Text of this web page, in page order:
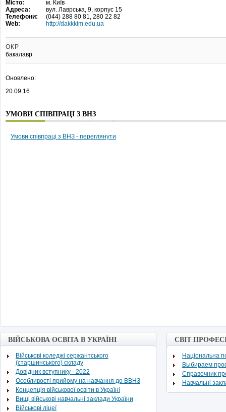
Місто:
м. Київ
Адреса:
вул. Лаврська, 9, корпус 15
Телефони:
(044) 288 80 81, 280 22 82
Web:
http://dakkkim.edu.ua
ОКР
бакалавр
Оновлено:
20.09.16
УМОВИ СПІВПРАЦІ З ВНЗ
Умови співпраці з ВНЗ - переглянути
ВІЙСЬКОВА ОСВІТА В УКРАЇНІ
Військові коледжі сержантського
(старшинського) складу
Довідник вступнику - 2022
Особливості прийому на навчання до ВВНЗ
Концепція військової освіти в Україні
Вищі військові навчальні заклади України
Військові ліцеї
СВІТ
Національна
Выбираем
Cправочник
Навчальні